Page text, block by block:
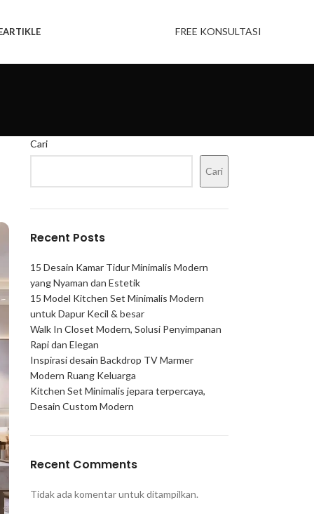
ARTIKLE FREE KONSULTASI
Cari
Cari
Recent Posts
15 Desain Kamar Tidur Minimalis Modern
yang Nyaman dan Estetik
15 Model Kitchen Set Minimalis Modern
untuk Dapur Kecil & besar
Walk In Closet Modern, Solusi Penyimpanan
Rapi dan Elegan
Inspirasi desain Backdrop TV Marmer
Modern Ruang Keluarga
Kitchen Set Minimalis jepara terpercaya,
Desain Custom Modern
Recent Comments
Tidak ada komentar untuk ditampilkan.